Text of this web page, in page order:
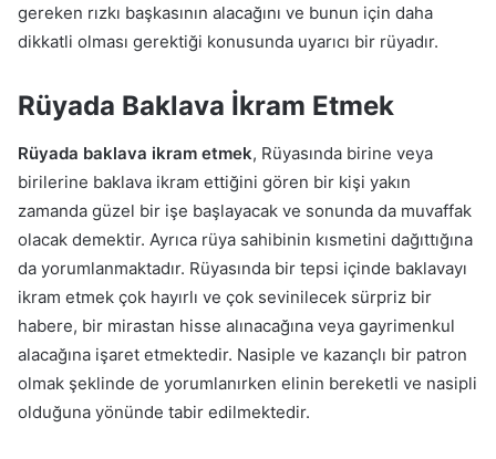
gereken rızkı başkasının alacağını ve bunun için daha
dikkatli olması gerektiği konusunda uyarıcı bir rüyadır.
Rüyada Baklava İkram Etmek
Rüyada baklava ikram etmek, Rüyasında birine veya
birilerine baklava ikram ettiğini gören bir kişi yakın
zamanda güzel bir işe başlayacak ve sonunda da muvaffak
olacak demektir. Ayrıca rüya sahibinin kısmetini dağıttığına
da yorumlanmaktadır. Rüyasında bir tepsi içinde baklavayı
ikram etmek çok hayırlı ve çok sevinilecek sürpriz bir
habere, bir mirastan hisse alınacağına veya gayrimenkul
alacağına işaret etmektedir. Nasiple ve kazançlı bir patron
olmak şeklinde de yorumlanırken elinin bereketli ve nasipli
olduğuna yönünde tabir edilmektedir.